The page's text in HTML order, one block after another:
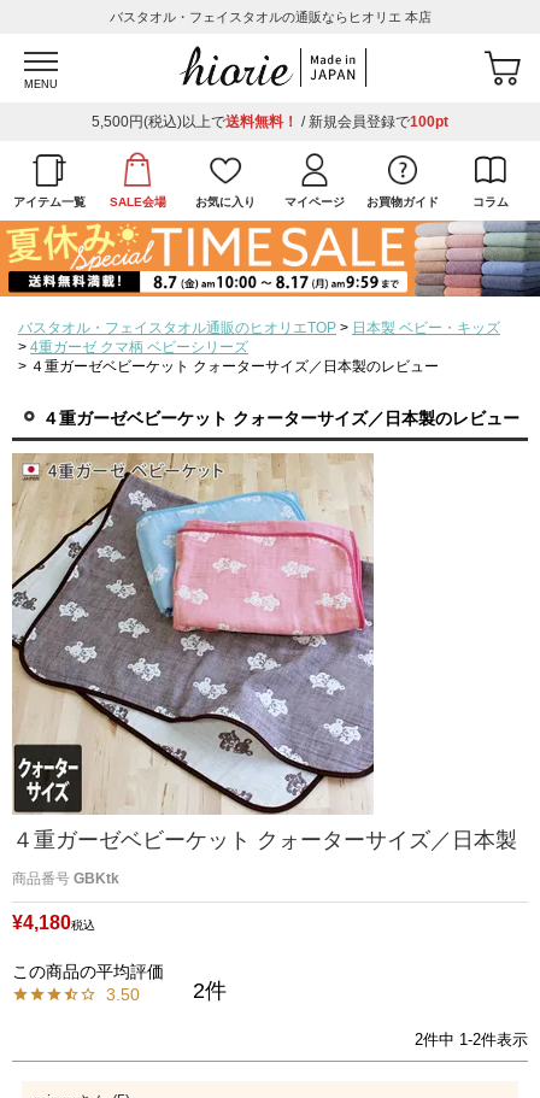
バスタオル・フェイスタオルの通販ならヒオリエ 本店
MENU
5,500円(税込)以上で送料無料！ / 新規会員登録で100pt
アイテム一覧 SALE会場 お気に入り マイページ お買物ガイド コラム
バスタオル・フェイスタオル通販のヒオリエTOP
日本製 ベビー・キッズ
4重ガーゼ クマ柄 ベビーシリーズ
４重ガーゼベビーケット クォーターサイズ／日本製のレビュー
４重ガーゼベビーケット クォーターサイズ／日本製のレビュー
４重ガーゼベビーケット クォーターサイズ／日本製
商品番号 GBKtk
¥4,180税込
3.50 2
2件中 1-2件表示